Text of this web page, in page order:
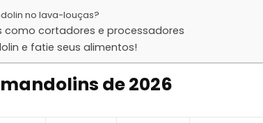
no lava-louças?
cortadores e processadores
e fatie seus alimentos!
de 2026